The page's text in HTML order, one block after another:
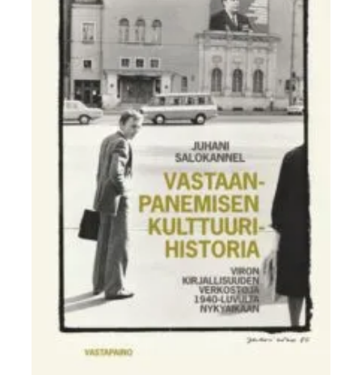
Ostoskori
Tilaus- ja sopimusehdot sekä tietosuojaseloste
Saavutettavuusseloste